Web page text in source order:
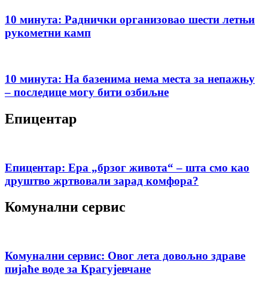
10 минута: Раднички организовао шести летњи
рукометни камп
10 минута: На базенима нема места за непажњу
– последице могу бити озбиљне
Епицентар
Епицентар: Ера „брзог живота“ – шта смо као
друштво жртвовали зарад комфора?
Комунални сервис
Комунални сервис: Овог лета довољно здраве
пијаће воде за Крагујевчане